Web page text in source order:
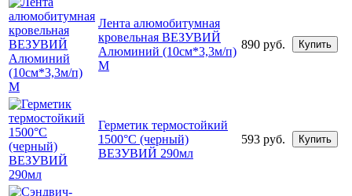
Лента алюмобитумная
кровельная ВЕЗУВИЙ
Алюминий (10см*3,3м/п)
М
890 руб. Купить
Герметик термостойкий
1500°С (черный)
ВЕЗУВИЙ 290мл
593 руб. Купить